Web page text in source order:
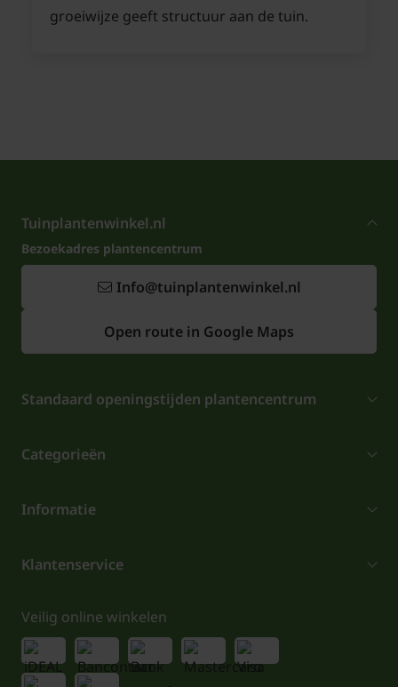
groeiwijze geeft structuur aan de tuin.
Tuinplantenwinkel.nl
Bezoekadres plantencentrum
Info@tuinplantenwinkel.nl
Open route in Google Maps
Standaard openingstijden plantencentrum
Categorieën
Informatie
Klantenservice
Veilig online winkelen